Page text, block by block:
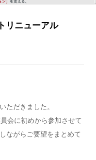
リニューアル
ただきました。
会に初めから参加させて
ながらご要望をまとめて